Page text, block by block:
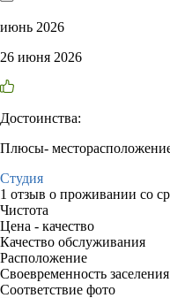
июнь 2026
26 июня 2026
Достоинства:
Плюсы-
Студия
1 отзыв о проживании со
Чистота
Цена - качество
Качество обслуживания
Расположение
Своевременность заселения
Соответствие фото